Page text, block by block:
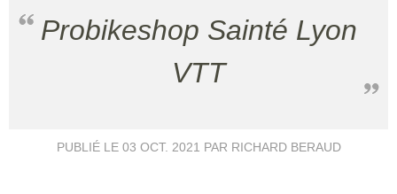
Probikeshop Sainté Lyon
VTT
PUBLIÉ LE 03 OCT. 2021 PAR RICHARD BERAUD